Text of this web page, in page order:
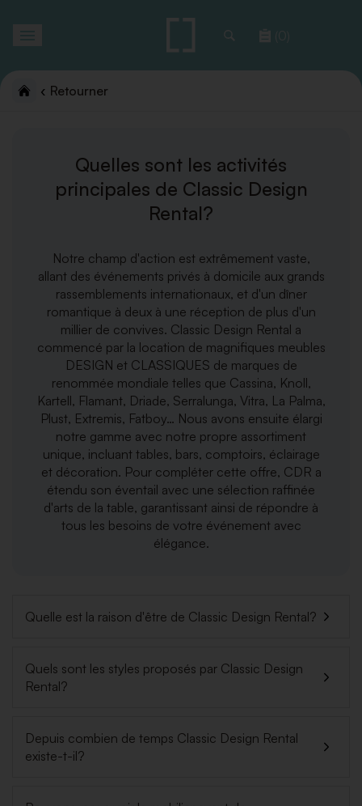
(0)
Retourner
Quelles sont les activités
principales de Classic Design
Rental?
Notre champ d'action est extrêmement vaste,
allant des événements privés à domicile aux grands
rassemblements internationaux, et d'un dîner
romantique à deux à une réception de plus d'un
millier de convives. Classic Design Rental a
commencé par la location de magnifiques meubles
DESIGN et CLASSIQUES de marques de
renommée mondiale telles que Cassina, Knoll,
Kartell, Flamant, Driade, Serralunga, Vitra, La Palma,
Plust, Extremis, Fatboy… Nous avons ensuite élargi
notre gamme avec notre propre assortiment
unique, incluant tables, bars, comptoirs, éclairage
et décoration. Pour compléter cette offre, CDR a
étendu son éventail avec une sélection raffinée
d'arts de la table, garantissant ainsi de répondre à
tous les besoins de votre événement avec
élégance.
Quelle est la raison d'être de Classic Design Rental?
Quels sont les styles proposés par Classic Design
Rental?
Depuis combien de temps Classic Design Rental
existe-t-il?